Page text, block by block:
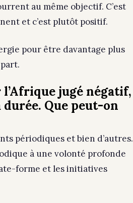
au même objectif. C’est
et c’est plutôt positif.
pour être davantage plus
jugé négatif,
Que peut-on
périodiques et bien d’autres.
à une volonté profonde
forme et les initiatives